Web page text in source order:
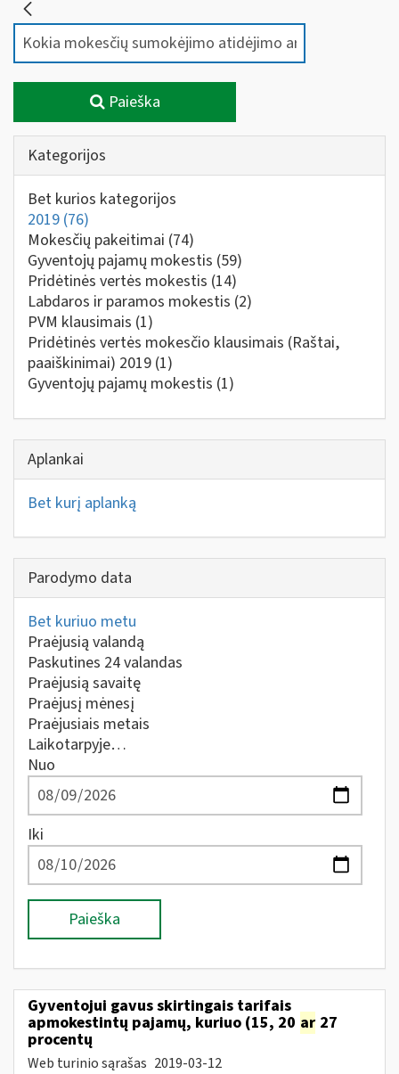
Paieška
Kategorijos
Bet kurios kategorijos
2019 (76)
Mokesčių pakeitimai (74)
Gyventojų pajamų mokestis (59)
Pridėtinės vertės mokestis (14)
Labdaros ir paramos mokestis (2)
PVM klausimais (1)
Pridėtinės vertės mokesčio klausimais (Raštai,
paaiškinimai) 2019 (1)
Gyventojų pajamų mokestis (1)
Aplankai
Bet kurį aplanką
Parodymo data
Bet kuriuo metu
Praėjusią valandą
Paskutines 24 valandas
Praėjusią savaitę
Praėjusį mėnesį
Praėjusiais metais
Laikotarpyje…
Nuo
Iki
Paieška
Gyventojui gavus skirtingais tarifais
apmokestintų pajamų, kuriuo (15, 20 ar 27
procentų
Web turinio sąrašas 2019-03-12